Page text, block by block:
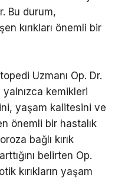
Bu durum,
kırıkları önemli bir
Uzmanı Op. Dr.
kemikleri
yaşam kalitesini ve
önemli bir hastalık
bağlı kırık
belirten Op.
kırıkların yaşam